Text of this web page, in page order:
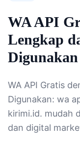
WA API
Lengkap
Digunakan
WA API Gratis
Digunakan: wa
kirimi.id. mudah
dan digital